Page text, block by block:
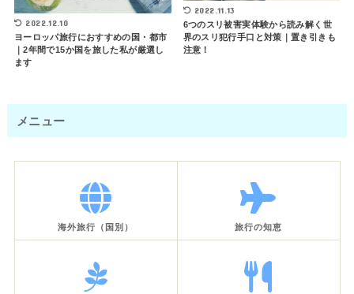
2022.12.10
ヨーロッパ旅行におすすめの国・都市
｜2年間で15か国を旅した私が厳選し
ます
2022.11.13
6つのスリ被害実体験から読み解く世
界のスリ犯行手口と対策｜置き引きも
注意！
メニュー
海外旅行（国別） 旅行の知恵